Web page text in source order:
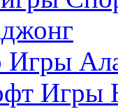
Игры
Игры